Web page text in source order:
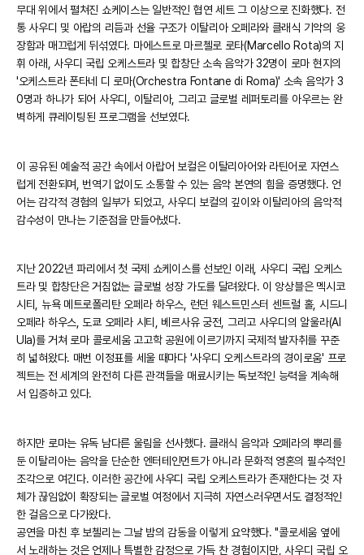
무대 위에서 펼쳐진 쇼케이스는 일반적인 협연 세트 그 이상으로 진화했다. 전
통 사우디 및 아랍의 리듬과 선율 구조가 이탈리아 오페라와 클래식 기악의 웅
장함과 매끄럽게 뒤섞였다. 마에스트로 마르첼로 로타(Marcello Rota)의 지
휘 아래, 사우디 국립 오케스트라 및 합창단 소속 음악가 32명이 로마 현지의
'오케스트라 폰타네 디 로마(Orchestra Fontane di Roma)' 소속 음악가 3
0명과 하나가 되어 사우디, 이탈리아, 그리고 글로벌 레퍼토리를 아우르는 완
벽하게 큐레이팅된 프로그램을 선보였다.
이 공유된 예술적 공간 속에서 아랍어 보컬은 이탈리아어와 라틴어로 자연스
럽게 전환되며, 번역기 없이도 소통할 수 있는 음악 본연의 힘을 증명했다. 언
어는 감각적 경험의 일부가 되었고, 사우디 보컬의 깊이와 이탈리아의 음악적
감수성이 만나는 기준점을 만들어냈다.
지난 2022년 파리에서 첫 국제 쇼케이스를 선보인 이래, 사우디 국립 오케스
트라 및 합창단은 거침없는 글로벌 성장 가도를 달려왔다. 이 앙상블은 멕시코
시티, 뉴욕 메트로폴리탄 오페라 하우스, 런던 웨스트민스터 센트럴 홀, 시드니
오페라 하우스, 도쿄 오페라 시티, 베르사유 궁전, 그리고 사우디의 알울라(Al
Ula)를 거쳐 로마 콜로세움 고고학 공원에 이르기까지 국제적 발자취를 꾸준
히 넓혀왔다. 매번 이정표를 세울 때마다 '사우디 오케스트라의 경이로움' 프로
젝트는 전 세계의 완전히 다른 관객들을 매료시키는 독보적인 능력을 계속해
서 입증하고 있다.
하지만 로마는 유독 남다른 울림을 선사했다. 클래식 음악과 오페라의 뿌리를
둔 이탈리아는 음악을 단순한 엔터테인먼트가 아니라 문화적 영혼의 필수적인
조각으로 여긴다. 이러한 공간에 사우디 국립 오케스트라가 존재한다는 것 자
체가 끊임없이 확장되는 글로벌 여정에서 지극히 자연스러우면서도 결정적인
한 걸음으로 다가왔다.
공연을 마친 후 보첼리는 그날 밤의 감동을 이렇게 요약했다. "콜로세움 옆에
서 노래하는 것은 언제나 특별한 감정으로 가득 찬 경험이지만, 사우디 국립 오